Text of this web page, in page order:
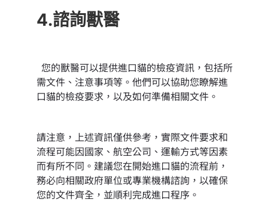
4.諮詢獸醫
您的獸醫可以提供進口貓的檢疫資訊，包括所
需文件、注意事項等。他們可以協助您瞭解進
口貓的檢疫要求，以及如何準備相關文件。
請注意，上述資訊僅供參考，實際文件要求和
流程可能因國家、航空公司、運輸方式等因素
而有所不同。建議您在開始進口貓的流程前，
務必向相關政府單位或專業機構諮詢，以確保
您的文件齊全，並順利完成進口程序。